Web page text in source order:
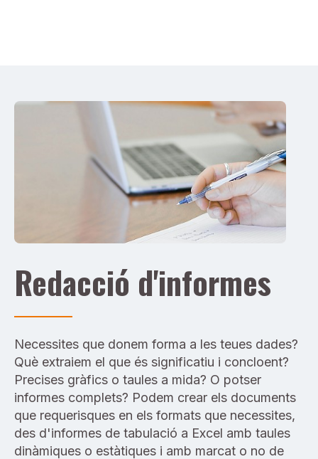
Redacció d'informes
Necessites que donem forma a les teues dades?
Què extraiem el que és significatiu i concloent?
Precises gràfics o taules a mida? O potser
informes complets? Podem crear els documents
que requerisques en els formats que necessites,
des d'informes de tabulació a Excel amb taules
dinàmiques o estàtiques i amb marcat o no de